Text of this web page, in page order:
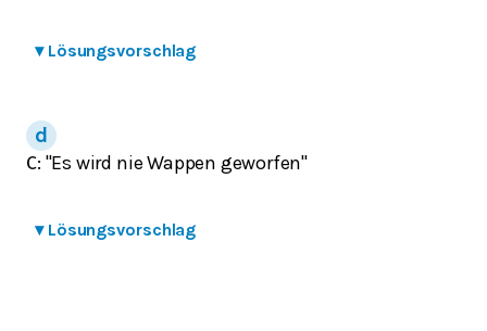
▾ Lösungsvorschlag
C: "Es wird nie Wappen geworfen"
▾ Lösungsvorschlag